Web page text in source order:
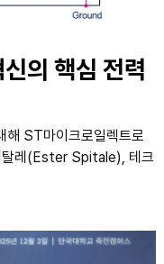
의 핵심 전력
해 ST마이크로일렉트로
레(Ester Spitale), 테크